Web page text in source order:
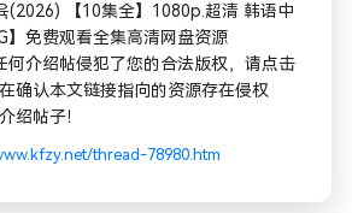
(2026) 【10集全】1080p.超清 韩语中
】免费观看全集高清网盘资源
何介绍帖侵犯了您的合法版权，请点击
确认本文链接指向的资源存在侵权
绍帖子！
thread-78980.htm